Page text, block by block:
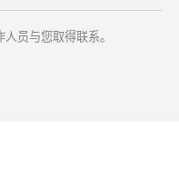
员与您取得联系。